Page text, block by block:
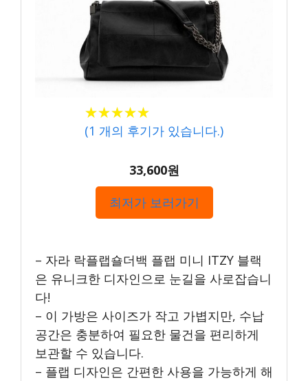
★★★★★
★★★★★
(1 개의 후기가 있습니다.)
33,600원
최저가 보러가기
– 자라 락플랩숄더백 플랩 미니 ITZY 블랙
은 유니크한 디자인으로 눈길을 사로잡습니
다!
– 이 가방은 사이즈가 작고 가볍지만, 수납
공간은 충분하여 필요한 물건을 편리하게
보관할 수 있습니다.
– 플랩 디자인은 간편한 사용을 가능하게 해